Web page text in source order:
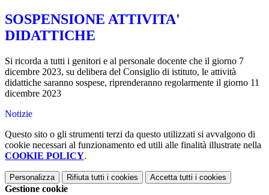
SOSPENSIONE ATTIVITA'
DIDATTICHE
Si ricorda a tutti i genitori e al personale docente che il giorno 7
dicembre 2023, su delibera del Consiglio di istituto, le attività
didattiche saranno sospese, riprenderanno regolarmente il giorno 11
dicembre 2023
Notizie
Questo sito o gli strumenti terzi da questo utilizzati si avvalgono di
cookie necessari al funzionamento ed utili alle finalità illustrate nella
COOKIE POLICY.
Personalizza Rifiuta tutti i cookies Accetta tutti i cookies
Gestione cookie